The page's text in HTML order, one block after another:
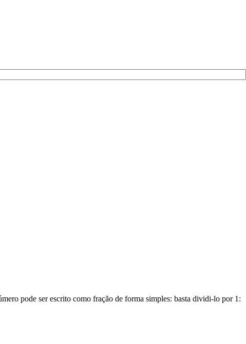
pode ser escrito como fração de forma simples: basta dividi-lo por 1: